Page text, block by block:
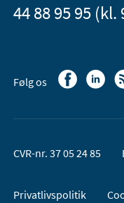
44 88 95 95 (kl.
Følg os
CVR-nr. 37 05 24 85
Privatlivspolitik